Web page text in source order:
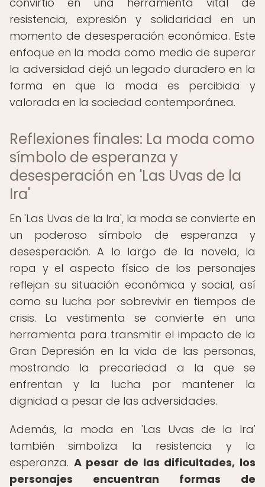
resistencia, expresión y solidaridad en un
momento de desesperación económica. Este
enfoque en la moda como medio de superar
la adversidad dejó un legado duradero en la
forma en que la moda es percibida y
valorada en la sociedad contemporánea.
Reflexiones finales: La moda como
símbolo de esperanza y
desesperación en 'Las Uvas de la
Ira'
En 'Las Uvas de la Ira', la moda se convierte en
un poderoso símbolo de esperanza y
desesperación. A lo largo de la novela, la
ropa y el aspecto físico de los personajes
reflejan su situación económica y social, así
como su lucha por sobrevivir en tiempos de
crisis. La vestimenta se convierte en una
herramienta para transmitir el impacto de la
Gran Depresión en la vida de las personas,
mostrando la precariedad a la que se
enfrentan y la lucha por mantener la
dignidad a pesar de las adversidades.
Además, la moda en 'Las Uvas de la Ira'
también simboliza la resistencia y la
esperanza. A pesar de las dificultades, los
personajes encuentran formas de